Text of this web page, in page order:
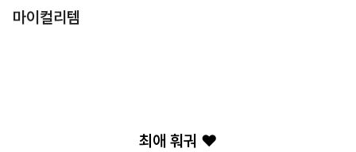
마이컬리템
최애 훠궈 ❤️